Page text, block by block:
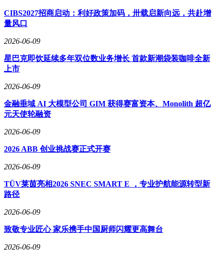
CIBS2027招商启动：利好政策加码，卅载启新向远，共赴增
量风口
2026-06-09
星巴克即饮延续多年双位数业务增长 首款新潮袋装咖啡全新
上市
2026-06-09
金融垂域 AI 大模型公司 GIM 获得赛富资本、Monolith 超亿
元天使轮融资
2026-06-09
2026 ABB 创业挑战赛正式开赛
2026-06-09
TÜV莱茵亮相2026 SNEC SMART E ，专业护航能源转型新
路径
2026-06-09
致敬专业匠心 家乐携手中国厨师闪耀更高舞台
2026-06-09